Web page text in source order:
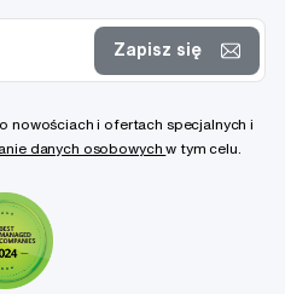
Zapisz się
nowościach i ofertach specjalnych i
danych osobowychw tym celu.